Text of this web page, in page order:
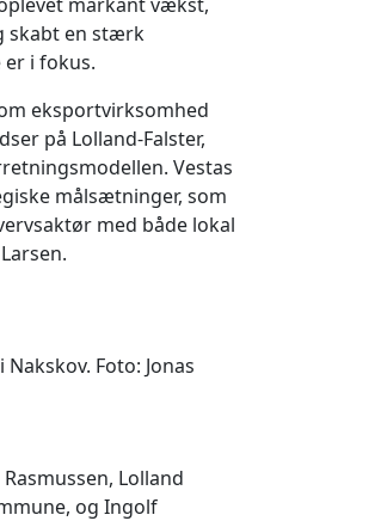
skabt en stærk
i fokus.
eksportvirksomhed
på Lolland-Falster,
Vestas
målsætninger, som
med både lokal
Foto: Jonas
Lolland
og Ingolf